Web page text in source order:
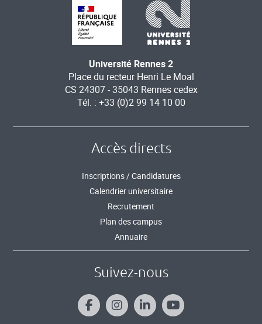
Université Rennes 2
Place du recteur Henri Le Moal
CS 24307 - 35043 Rennes cedex
Tél. : +33 (0)2 99 14 10 00
Accès directs
Inscriptions / Candidatures
Calendrier universitaire
Recrutement
Plan des campus
Annuaire
Suivez-nous